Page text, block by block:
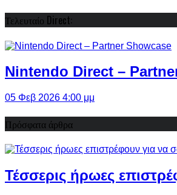
Τελευταίο Direct:
Nintendo Direct –
05 Φεβ 2026 4:00 μμ
Πρόσφατα άρθρα
Τέσσερις ήρωες